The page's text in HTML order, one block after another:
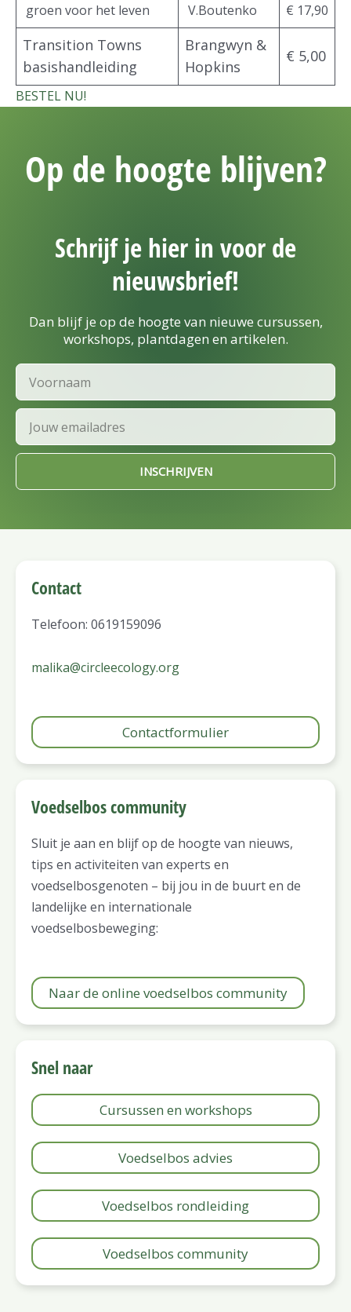
groen voor het leven V.Boutenko € 17,90
Transition Towns
basishandleiding
Brangwyn &
Hopkins
€ 5,00
BESTEL NU!
Op de hoogte blijven?
Schrijf je hier in voor de
nieuwsbrief!
Dan blijf je op de hoogte van nieuwe cursussen,
workshops, plantdagen en artikelen.
Voornaam
Email
INSCHRIJVEN
Contact
Telefoon: 0619159096
malika@circleecology.org
Contactformulier
Voedselbos community
Sluit je aan en blijf op de hoogte van nieuws,
tips en activiteiten van experts en
voedselbosgenoten – bij jou in de buurt en de
landelijke en internationale
voedselbosbeweging:
Naar de online voedselbos community
Snel naar
Cursussen en workshops
Voedselbos advies
Voedselbos rondleiding
Voedselbos community